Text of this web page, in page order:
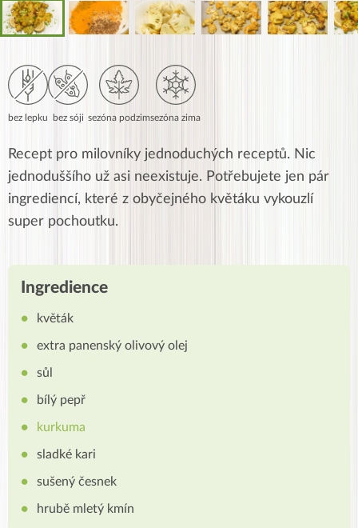
bez lepku bez sóji sezóna podzimsezóna zima
Recept pro milovníky jednoduchých receptů. Nic
jednoduššího už asi neexistuje. Potřebujete jen pár
ingrediencí, které z obyčejného květáku vykouzlí
super pochoutku.
Ingredience
květák
extra panenský olivový olej
sůl
bílý pepř
kurkuma
sladké kari
sušený česnek
hrubě mletý kmín